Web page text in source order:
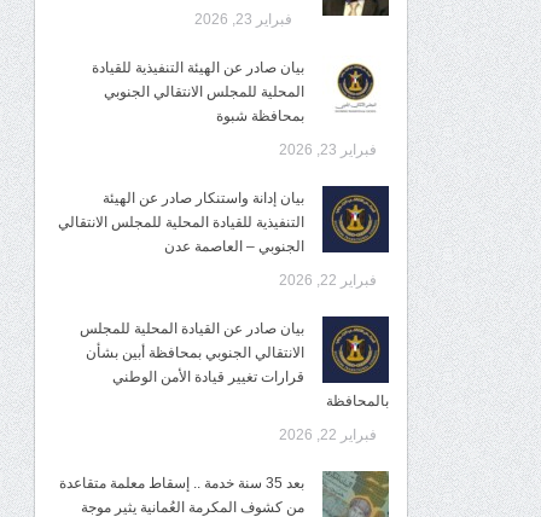
فبراير 23, 2026
بيان صادر عن الهيئة التنفيذية للقيادة
المحلية للمجلس الانتقالي الجنوبي
بمحافظة شبوة
فبراير 23, 2026
بيان إدانة واستنكار صادر عن الهيئة
التنفيذية للقيادة المحلية للمجلس الانتقالي
الجنوبي – العاصمة عدن
فبراير 22, 2026
بيان صادر عن القيادة المحلية للمجلس
الانتقالي الجنوبي بمحافظة أبين بشأن
قرارات تغيير قيادة الأمن الوطني
بالمحافظة
فبراير 22, 2026
بعد 35 سنة خدمة .. إسقاط معلمة متقاعدة
من كشوف المكرمة العُمانية يثير موجة